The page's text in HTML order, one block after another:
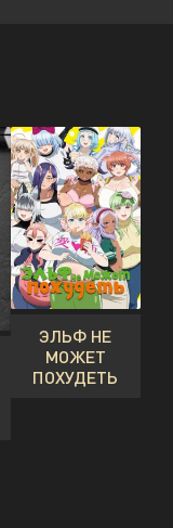
ЭЛЬФ НЕ
МОЖЕТ
ПОХУДЕТЬ